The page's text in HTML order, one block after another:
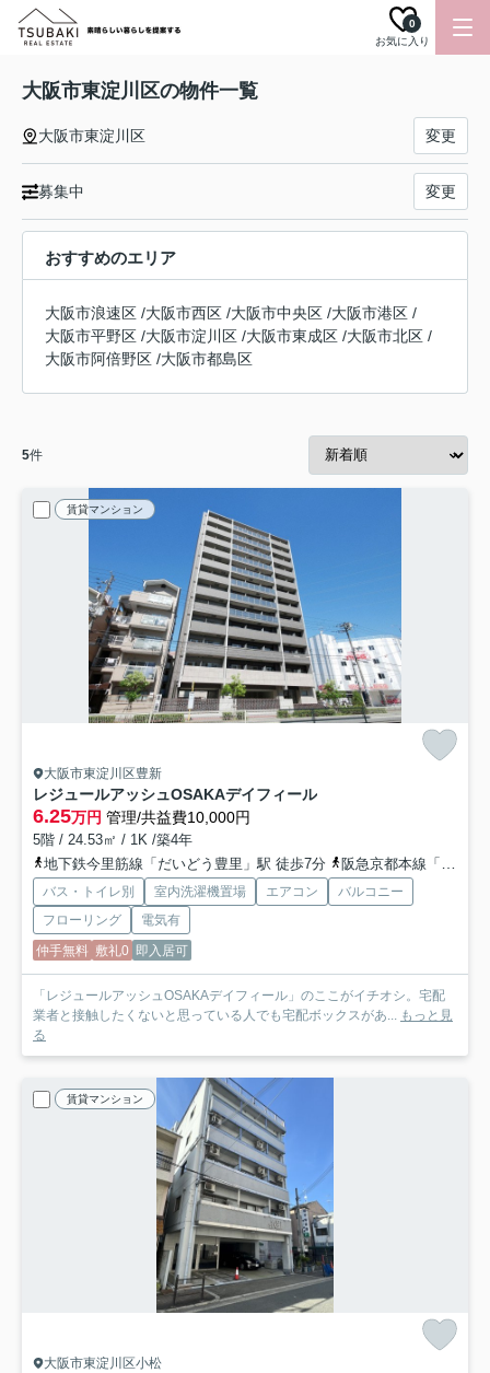
お気に入り
0
大阪市東淀川区の物件一覧
大阪市東淀川区 変更
募集中 変更
おすすめのエリア
大阪市浪速区 /大阪市西区 /大阪市中央区 /大阪市港区 /
大阪市平野区 /大阪市淀川区 /大阪市東成区 /大阪市北区 /
大阪市阿倍野区 /大阪市都島区
5件
賃貸マンション
大阪市東淀川区豊新
レジュールアッシュOSAKAデイフィール
6.25万円 管理/共益費10,000円
5階 / 24.53㎡ / 1K /築4年
地下鉄今里筋線「だいどう豊里」駅 徒歩7分
阪急京都本線「上新庄」駅 徒歩9分
バス・トイレ別 室内洗濯機置場 エアコン
バルコニー
フローリング
電気有
仲手無料 敷礼0 即入居可
「レジュールアッシュOSAKAデイフィール」のここがイチオシ。宅配
業者と接触したくないと思っている人でも宅配ボックスがあ... もっと見
る
賃貸マンション
大阪市東淀川区小松